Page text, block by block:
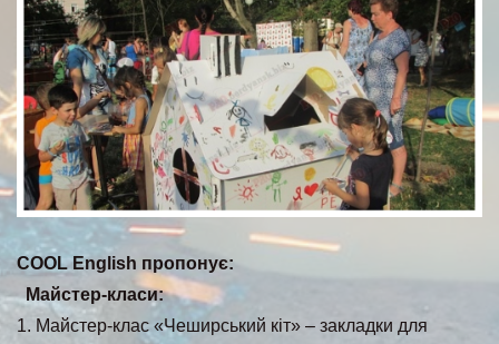
COOL English пропонує:
Майстер-класи:
1. Майстер-клас «Чеширський кіт» – закладки для